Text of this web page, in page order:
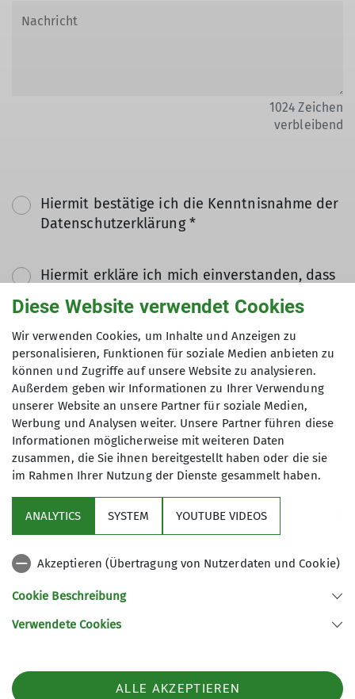
1024 Zeichen
verbleibend
Hiermit bestätige ich die Kenntnisnahme der
Datenschutzerklärung *
Hiermit erkläre ich mich einverstanden, dass
meine in das Kontaktformular eingegebenen
Daten elektronisch gesichert und zum Zweck
der Kontaktaufnahme verarbeitet und
genutzt werden. Mir ist bekannt, dass ich
meine Einwilligung jederzeit wiederrufen
kann. *
Mit (*) markierte Felder
sind Pflichtfelder
Absenden
Sektion
Aktuelles
07545 Gera
Telefon +4915208590974
Diese Website verwendet Cookies
Wir verwenden Cookies, um Inhalte und Anzeigen zu
personalisieren, Funktionen für soziale Medien anbieten zu
können und Zugriffe auf unsere Website zu analysieren.
Außerdem geben wir Informationen zu Ihrer Verwendung
unserer Website an unsere Partner für soziale Medien,
Werbung und Analysen weiter. Unsere Partner führen diese
Informationen möglicherweise mit weiteren Daten
zusammen, die Sie ihnen bereitgestellt haben oder die sie
im Rahmen Ihrer Nutzung der Dienste gesammelt haben.
ANALYTICS SYSTEM YOUTUBE VIDEOS
Akzeptieren (Übertragung von Nutzerdaten und Cookie)
Cookie Beschreibung
Verwendete Cookies
ALLE AKZEPTIEREN